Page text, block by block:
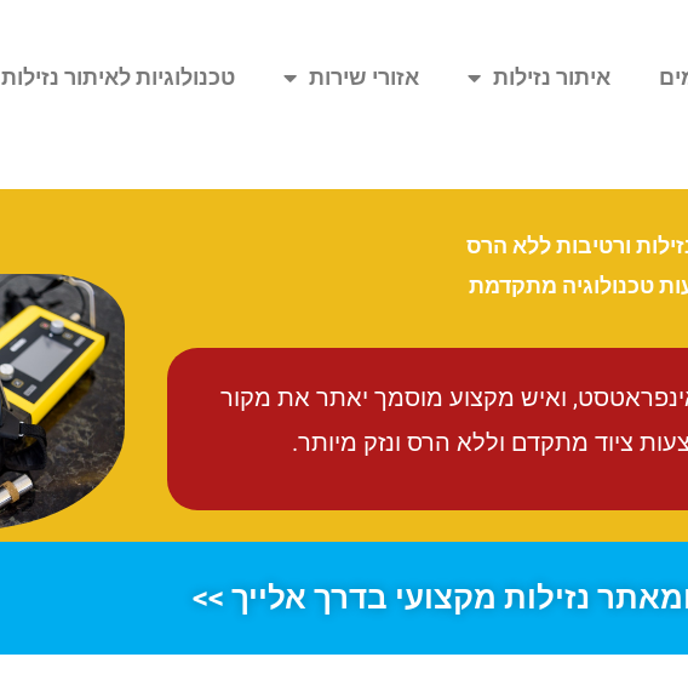
איתור נזילות אזורי שירות טכנולוגיות לאיתור נזילות
ורטיבות ללא הרס
טכנולוגיה מתקדמת
ואיש מקצוע מוסמך יאתר את מקור
ציוד מתקדם וללא הרס ונזק מיותר.
נזילות מקצועי בדרך אלייך >>